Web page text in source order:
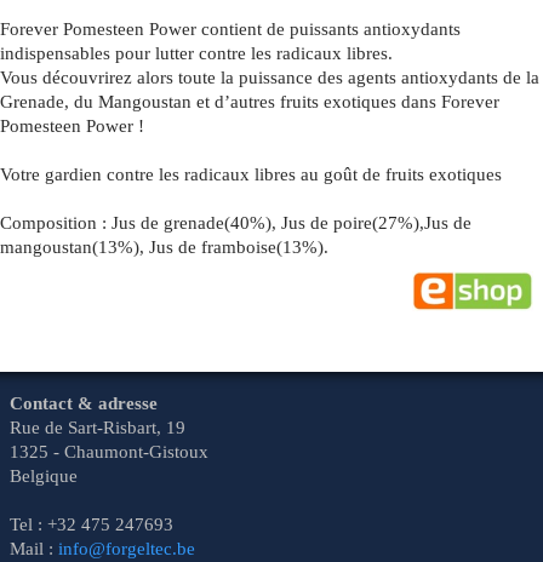
Forever Pomesteen Power contient de puissants antioxydants
indispensables pour lutter contre les radicaux libres.
Vous découvrirez alors toute la puissance des agents antioxydants de la
Grenade, du Mangoustan et d’autres fruits exotiques dans Forever
Pomesteen Power !
Votre gardien contre les radicaux libres au goût de fruits exotiques
Composition : Jus de grenade(40%), Jus de poire(27%),Jus de
mangoustan(13%), Jus de framboise(13%).
Contact & adresse
Rue de Sart-Risbart, 19
1325 - Chaumont-Gistoux
Belgique
Tel : +32 475 247693
Mail : info@forgeltec.be